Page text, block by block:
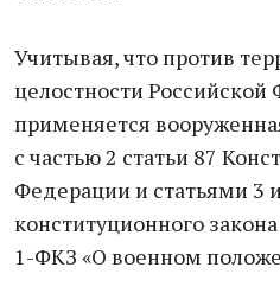
Учитывая, что против
целостности
применяется
с частью 2 статьи 87
Федерации и статьями 3
конституционного
1-ФКЗ «О военном